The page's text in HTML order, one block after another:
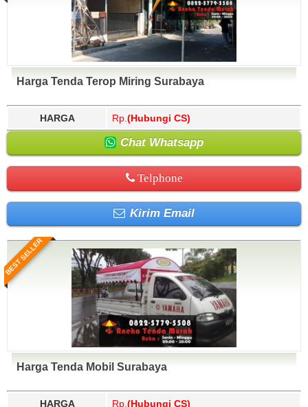
Harga Tenda Terop Miring Surabaya
HARGA Rp. (Hubungi CS)
Chat Whatsapp
Telphone
Kirim Email
BEST SELLER
Harga Tenda Mobil Surabaya
HARGA Rp. (Hubungi CS)